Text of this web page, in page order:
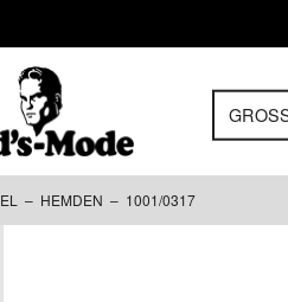
– HEMDEN – 1001/0317